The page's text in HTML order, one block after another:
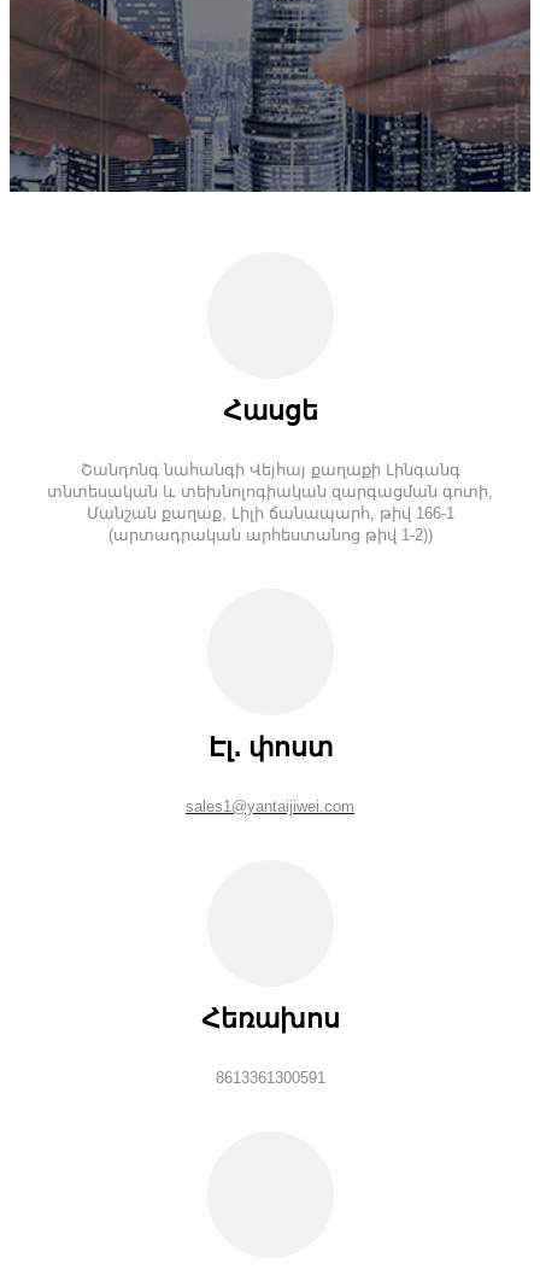
Հասցե
Շանդոնգ նահանգի Վեյհայ քաղաքի Լինգանգ
տնտեսական և տեխնոլոգիական զարգացման գոտի,
Մանշան քաղաք, Լիլի ճանապարհ, թիվ 166-1
(արտադրական արհեստանոց թիվ 1-2))
Էլ․ փոստ
sales1@yantaijiwei.com
Հեռախոս
8613361300591